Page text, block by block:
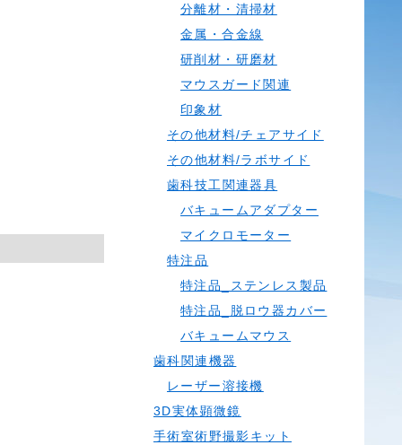
分離材・清掃材
金属・合金線
研削材・研磨材
マウスガード関連
印象材
その他材料/チェアサイド
その他材料/ラボサイド
歯科技工関連器具
バキュームアダプター
マイクロモーター
特注品
特注品_ステンレス製品
特注品_脱ロウ器カバー
バキュームマウス
歯科関連機器
レーザー溶接機
3D実体顕微鏡
手術室術野撮影キット